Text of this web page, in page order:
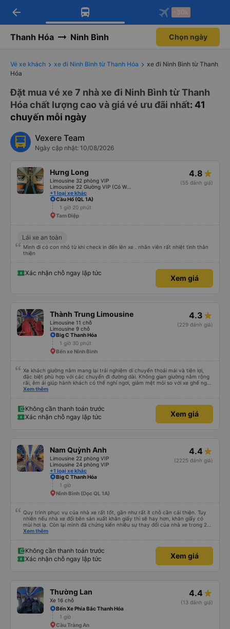
Tải app Vexere ngay!
Nhận ưu đãi thành viên độc
Mở app
Tải app Vexere
-30k/ghế khi đặt vé máy bay qua
Mở app
arrow_back -30k
Thanh Hóa Ninh Bình Chọn ngày
Vé xe khách xe đi Ninh Bình từ Thanh Hóa
xe đi Ninh Bình từ Thanh
Hóa
Đặt mua vé xe 7 nhà xe đi Ninh Bình từ Thanh
Hóa chất lượng cao và giá vé ưu đãi nhất: 41
chuyến mỗi ngày
Vexere Team
Ngày cập nhật: 10/08/2026
Hưng Long
Limousine 32 phòng VIP
+1 loại xe khác
4.8
(55 đánh giá)
Cầu Hổ (QL 1A)
1 giờ 20 phút
Tam Điệp
Lái xe an toàn
Mình đi có con nhỏ từ khi check in đến lên xe . nhân viên rất nhiệt tình thân
thiện
Xác nhận chỗ ngay lập tức
Xem giá
Thành Trung Limousine
Limousine 11 chỗ
Limousine 9 chỗ
4.3
(229 đánh giá)
Big C Thanh Hóa
1 giờ 30 phút
Bến xe Ninh Bình
Xe khách giường nằm mang lại trải nghiệm di chuyển thoải mái và tiện lợi,
đặc biệt phù hợp với các chuyến đi đường dài. Không gian giường nằm rộng
rãi, êm ái giúp hành khách có thể nghỉ ngơi, giảm mệt mỏi so với xe ghế ngồi
thông thường. Hệ thống điều hòa hoạt động ổn định, xe vận hành êm, ít rung
ngũ tài xế và phụ xe phục vụ nhiệt tình, lịch sự, lái xe cẩn thận, đảm bảo an
toàn cho hành khách. Xe xuất bến đúng giờ, dừng nghỉ hợp lý, thuận tiện cho
việc ăn uống và vệ sinh. Với giá vé hợp lý, chất lượng phục vụ tốt, xe khách
Xem thêm
Không cần thanh toán trước
Xác nhận chỗ ngay lập tức
Xem giá
Nam Quỳnh Anh
Limousine 22 phòng VIP
Limousine 24 phòng VIP
+1 loại xe khác
4.4
(2225 đánh giá)
Big C Thanh Hóa
1 giờ
Ninh Bình (Dọc QL 1A)
Quy trình phục vụ của nhà xe rất tốt, gần như rất ít chỗ cần cải thiện. Tuy
nhiên nếu nhà xe đổi bên sản xuất khăn giấy thì sẽ hay hơn, khăn giấy có
mùi hơi lạ. Còn lại mình đã chứng kiến nhiều sự thay đổi của nhà xe trong 2
tháng vừa rồi: tài xế và phụ xe ngày càng thân thiện, quy trình phục vụ rõ
Xem thêm
Không cần thanh toán trước
Xác nhận chỗ ngay lập tức
Xem giá
Thường Lan
Xe 16 chỗ
4.4
(13 đánh giá)
Bến Xe Phía Bắc Thanh Hóa
1 giờ
Cầu Tràng An